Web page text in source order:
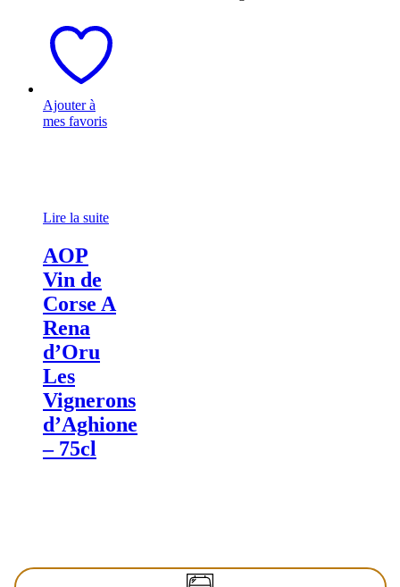
Ajouter à
mes favoris
Lire la suite
AOP
Vin de
Corse A
Rena
d’Oru
Les
Vignerons
d’Aghione
– 75cl